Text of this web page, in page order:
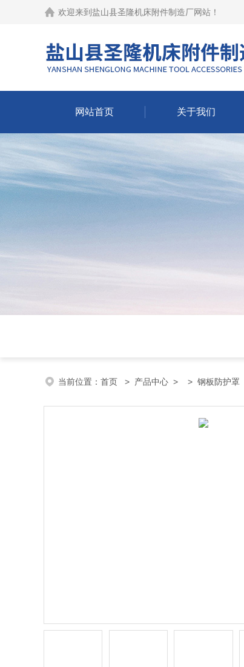
欢迎来到 盐山县圣隆机床附件制造厂网站 ！
网站首页 关于我们
当前位置： 首页 > 产品中心 > > 钢板防护罩